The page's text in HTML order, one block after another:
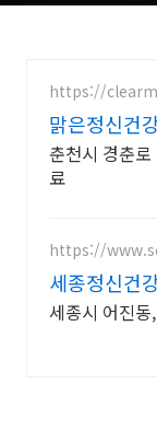
https://
맑은정신건
춘천시 경춘
료
https://
세종정신건
세종시 어진